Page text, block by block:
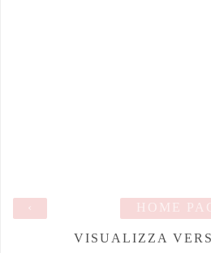
HOME
VISUALIZZA